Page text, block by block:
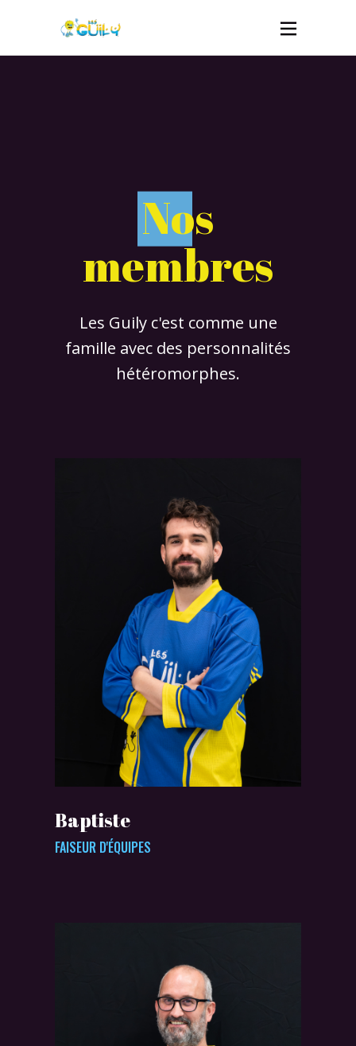
Nos
membres
Les Guily c'est comme une
famille avec des personnalités
hétéromorphes.
Baptiste
FAISEUR D'ÉQUIPES